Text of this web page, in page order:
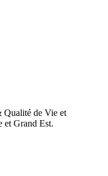
Qualité de Vie et
et Grand Est.